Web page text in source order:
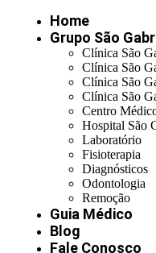
Home
Grupo São
Clínica São
Clínica São
Clínica São
Clínica São
Centro
Hospital São
Laboratório
Fisioterapia
Diagnósticos
Odontologia
Remoção
Guia Médico
Blog
Fale Conosco